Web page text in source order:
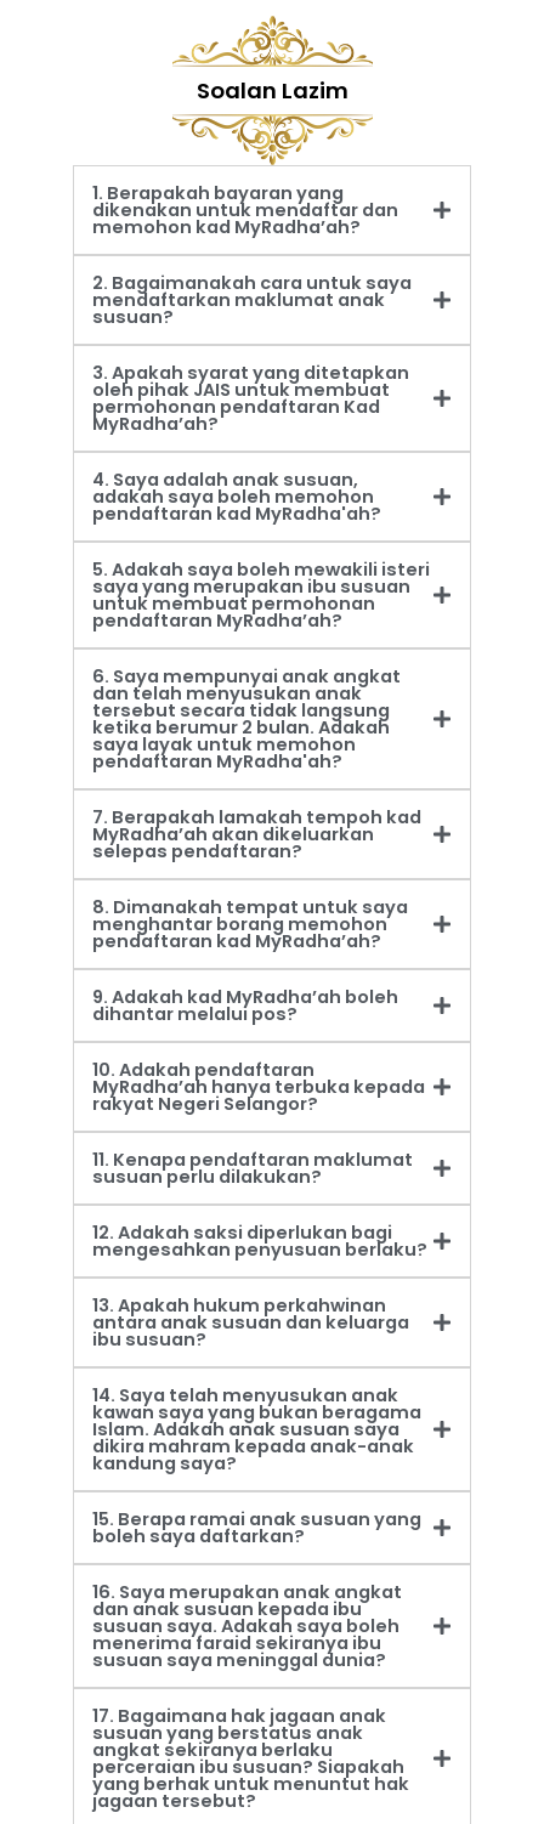
Soalan Lazim
1. Berapakah bayaran yang
dikenakan untuk mendaftar dan
memohon kad MyRadha’ah?
2. Bagaimanakah cara untuk saya
mendaftarkan maklumat anak
susuan?
3. Apakah syarat yang ditetapkan
oleh pihak JAIS untuk membuat
permohonan pendaftaran Kad
MyRadha’ah?
4. Saya adalah anak susuan,
adakah saya boleh memohon
pendaftaran kad MyRadha'ah?
5. Adakah saya boleh mewakili isteri
saya yang merupakan ibu susuan
untuk membuat permohonan
pendaftaran MyRadha’ah?
6. Saya mempunyai anak angkat
dan telah menyusukan anak
tersebut secara tidak langsung
ketika berumur 2 bulan. Adakah
saya layak untuk memohon
pendaftaran MyRadha'ah?
7. Berapakah lamakah tempoh kad
MyRadha’ah akan dikeluarkan
selepas pendaftaran?
8. Dimanakah tempat untuk saya
menghantar borang memohon
pendaftaran kad MyRadha’ah?
9. Adakah kad MyRadha’ah boleh
dihantar melalui pos?
10. Adakah pendaftaran
MyRadha’ah hanya terbuka kepada
rakyat Negeri Selangor?
11. Kenapa pendaftaran maklumat
susuan perlu dilakukan?
12. Adakah saksi diperlukan bagi
mengesahkan penyusuan berlaku?
13. Apakah hukum perkahwinan
antara anak susuan dan keluarga
ibu susuan?
14. Saya telah menyusukan anak
kawan saya yang bukan beragama
Islam. Adakah anak susuan saya
dikira mahram kepada anak-anak
kandung saya?
15. Berapa ramai anak susuan yang
boleh saya daftarkan?
16. Saya merupakan anak angkat
dan anak susuan kepada ibu
susuan saya. Adakah saya boleh
menerima faraid sekiranya ibu
susuan saya meninggal dunia?
17. Bagaimana hak jagaan anak
susuan yang berstatus anak
angkat sekiranya berlaku
perceraian ibu susuan? Siapakah
yang berhak untuk menuntut hak
jagaan tersebut?